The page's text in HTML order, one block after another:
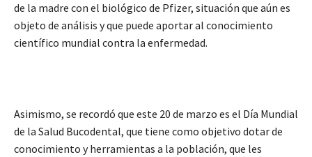
de la madre con el biológico de Pfizer, situación que aún es
objeto de análisis y que puede aportar al conocimiento
científico mundial contra la enfermedad.
Asimismo, se recordó que este 20 de marzo es el Día Mundial
de la Salud Bucodental, que tiene como objetivo dotar de
conocimiento y herramientas a la población, que les